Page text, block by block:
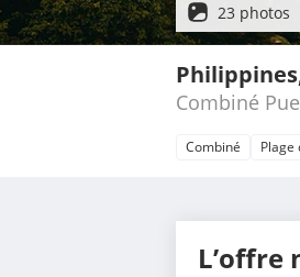
23 photos
Combiné
Combiné Plage
L’offre